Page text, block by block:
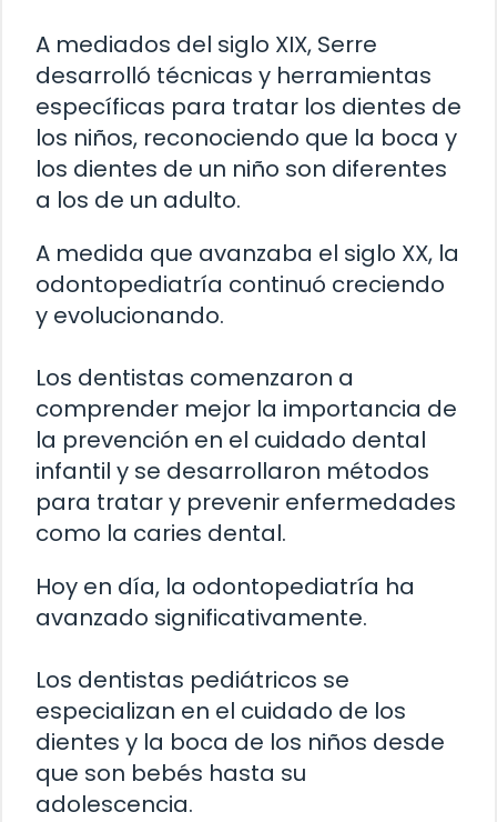
A mediados del siglo XIX, Serre
desarrolló técnicas y herramientas
específicas para tratar los dientes de
los niños, reconociendo que la boca y
los dientes de un niño son diferentes
a los de un adulto.
A medida que avanzaba el siglo XX, la
odontopediatría continuó creciendo
y evolucionando.
Los dentistas comenzaron a
comprender mejor la importancia de
la prevención en el cuidado dental
infantil y se desarrollaron métodos
para tratar y prevenir enfermedades
como la caries dental.
Hoy en día, la odontopediatría ha
avanzado significativamente.
Los dentistas pediátricos se
especializan en el cuidado de los
dientes y la boca de los niños desde
que son bebés hasta su
adolescencia.